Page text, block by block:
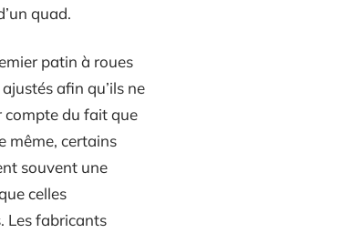
quad.
patin à roues
afin qu’ils ne
compte du fait que
même, certains
souvent une
celles
Les fabricants